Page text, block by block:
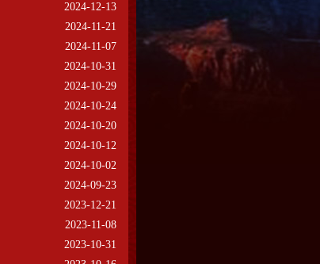
2024-12-13
2024-11-21
2024-11-07
2024-10-31
2024-10-29
2024-10-24
2024-10-20
2024-10-12
2024-10-02
2024-09-23
2023-12-21
2023-11-08
2023-10-31